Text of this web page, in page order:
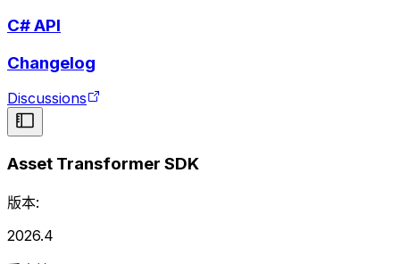
C# API
Changelog
Discussions
Asset Transformer SDK
版本:
2026.4